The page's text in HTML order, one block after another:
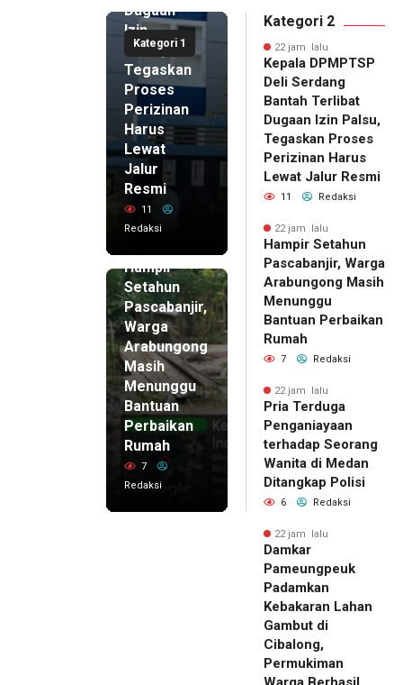
Kategori 1
Dugaan
Izin
Palsu,
Tegaskan
Proses
Perizinan
Harus
Lewat
Jalur
Resmi
11
Redaksi
Hampir
Setahun
Pascabanjir,
Warga
Arabungong
Masih
Menunggu
Bantuan
Perbaikan
Rumah
7
Redaksi
Kategori 2
22 jam lalu
Kepala DPMPTSP
Deli Serdang
Bantah Terlibat
Dugaan Izin Palsu,
Tegaskan Proses
Perizinan Harus
Lewat Jalur Resmi
11 Redaksi
22 jam lalu
Hampir Setahun
Pascabanjir, Warga
Arabungong Masih
Menunggu
Bantuan Perbaikan
Rumah
7 Redaksi
22 jam lalu
Pria Terduga
Penganiayaan
terhadap Seorang
Wanita di Medan
Ditangkap Polisi
6 Redaksi
22 jam lalu
Damkar
Pameungpeuk
Padamkan
Kebakaran Lahan
Gambut di
Cibalong,
Permukiman